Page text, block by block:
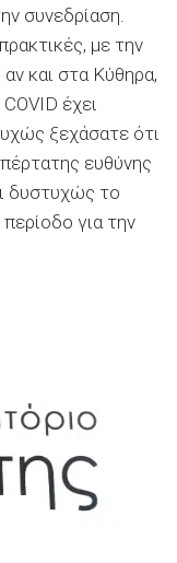
συνεδρίαση.
με την
και στα Κύθηρα,
έχει
ξεχάσατε ότι
ευθύνης
δυστυχώς το
για την